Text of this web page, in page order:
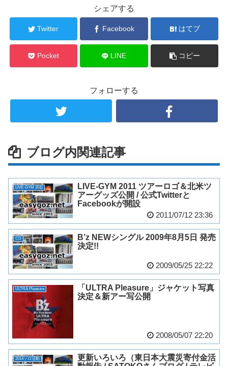
シェアする
Twitter Facebook はてブ
Pocket LINE コピー
フォローする
ブログ内関連記事
LIVE-GYM 2011
LIVE-GYM 2011 ツアーロゴ＆北米ツ
アーグッズ公開 / 公式Twitterと
Facebookが開設
2011/07/12 23:36
CD
B’z NEWシングル 2009年8月5日 発売
決定!!
2009/05/25 22:22
ULTRA Pleasure
「ULTRA Pleasure」ジャケット写真
決定＆新アー写公開
2008/05/07 22:20
2014ソロ活動
更新いろいろ（東日本大震災寄付金活